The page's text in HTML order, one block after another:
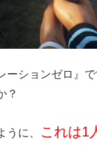
ーションゼロ』
？
に、
これは1